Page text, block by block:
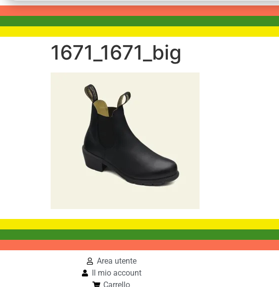
1671_1671_big
Area utente
Il mio account
Carrello